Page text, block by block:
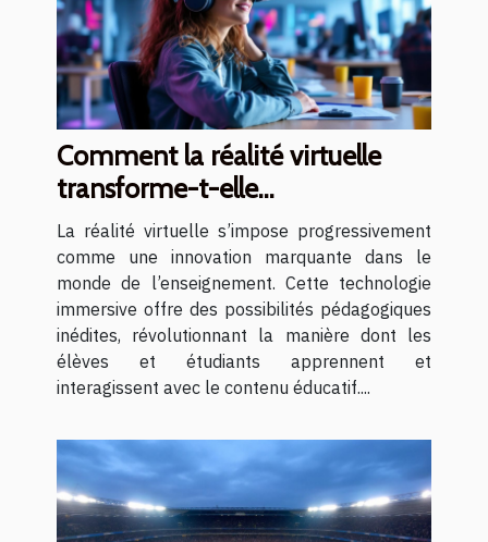
Comment la réalité virtuelle
transforme-t-elle
l'enseignement ?
La réalité virtuelle s’impose progressivement
comme une innovation marquante dans le
monde de l’enseignement. Cette technologie
immersive offre des possibilités pédagogiques
inédites, révolutionnant la manière dont les
élèves et étudiants apprennent et
interagissent avec le contenu éducatif....